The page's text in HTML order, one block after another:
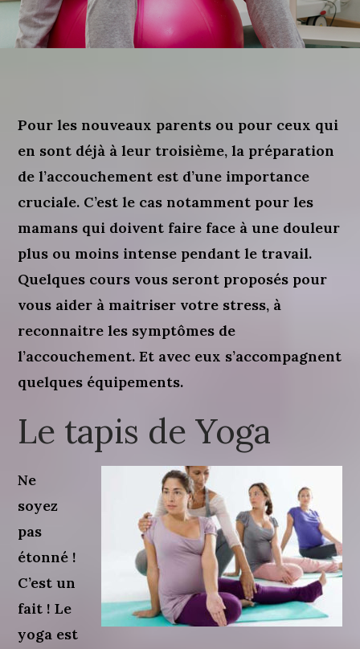
Pour les nouveaux parents ou pour ceux qui
en sont déjà à leur troisième, la préparation
de l’accouchement est d’une importance
cruciale. C’est le cas notamment pour les
mamans qui doivent faire face à une douleur
plus ou moins intense pendant le travail.
Quelques cours vous seront proposés pour
vous aider à maitriser votre stress, à
reconnaitre les symptômes de
l’accouchement. Et avec eux s’accompagnent
quelques équipements.
Le tapis de Yoga
Ne
soyez
pas
étonné !
C’est un
fait ! Le
yoga est